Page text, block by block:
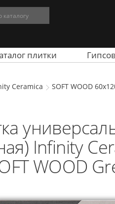
плитки
Ceramica SOFT WOOD
Infinity
WOOD